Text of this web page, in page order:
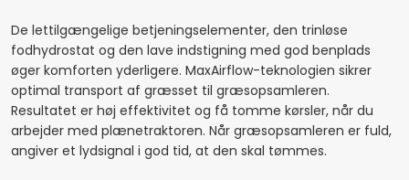
De lettilgængelige betjeningselementer, den trinløse
fodhydrostat og den lave indstigning med god benplads
øger komforten yderligere. MaxAirflow-teknologien sikrer
optimal transport af græsset til græsopsamleren.
Resultatet er høj effektivitet og få tomme kørsler, når du
arbejder med plænetraktoren. Når græsopsamleren er fuld,
angiver et lydsignal i god tid, at den skal tømmes.